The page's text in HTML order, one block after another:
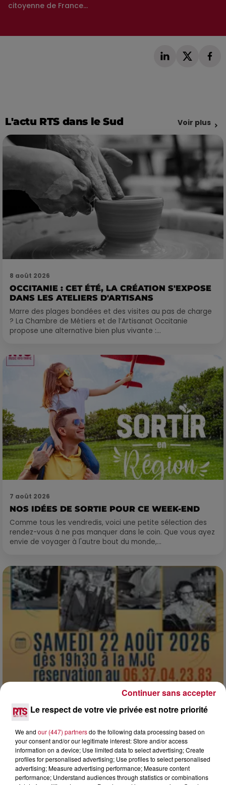
citoyenne de France...
L'actu RTS dans le Sud Voir plus
8 août 2026
OCCITANIE : CET ÉTÉ, LA CRÉATION S'EXPOSE
DANS LES ATELIERS D'ARTISANS
Marre des plages bondées et des visites au pas de charge
? La Chambre de Métiers et de l’Artisanat Occitanie
propose une alternative bien plus vivante :...
7 août 2026
NOS IDÉES DE SORTIE POUR CE WEEK-END
Comme tous les vendredis, voici une petite sélection des
rendez-vous à ne pas manquer dans le coin. Que vous ayez
envie de voyager à l'autre bout du monde,...
7 août 2026
DINER CONCERT À LA MJC DE MARSEILLAN
Le respect de votre vie privée est notre priorité
We and our (447) partnersdo the following data processing based on
your consent and/or our legitimate interest: Store and/or access
information on a device; Use limited data to select advertising; Create
profiles for personalised advertising; Use profiles to select personalised
advertising; Measure advertising performance; Measure content
performance; Understand audiences through statistics or combinations
Continuer sans accepter